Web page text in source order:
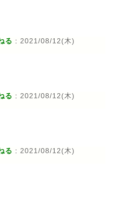
る : 2021/08/12(木)
る : 2021/08/12(木)
る : 2021/08/12(木)